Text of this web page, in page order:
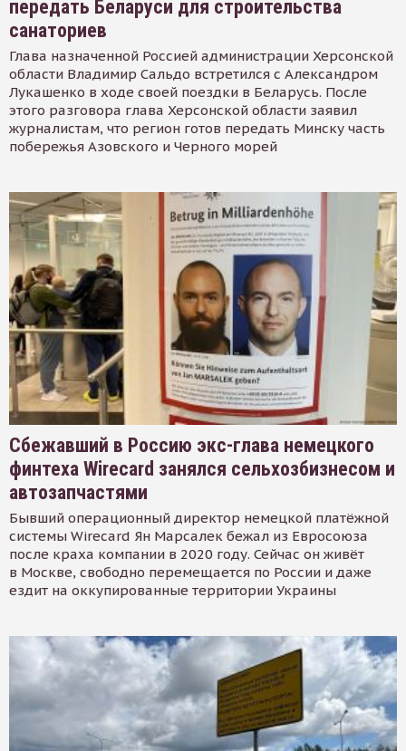
передать Беларуси для строительства
санаториев
Глава назначенной Россией администрации Херсонской
области Владимир Сальдо встретился с Александром
Лукашенко в ходе своей поездки в Беларусь. После
этого разговора глава Херсонской области заявил
журналистам, что регион готов передать Минску часть
побережья Азовского и Черного морей
Сбежавший в Россию экс-глава немецкого
финтеха Wirecard занялся сельхозбизнесом и
автозапчастями
Бывший операционный директор немецкой платёжной
системы Wirecard Ян Марсалек бежал из Евросоюза
после краха компании в 2020 году. Сейчас он живёт
в Москве, свободно перемещается по России и даже
ездит на оккупированные территории Украины